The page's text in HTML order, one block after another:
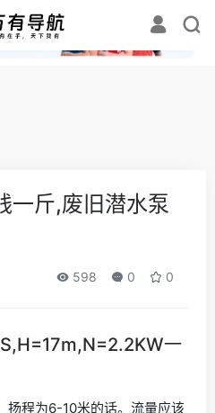
✕
一斤,废旧潜水泵
598 0 0
一
扬程为6-10米的话。流量应该